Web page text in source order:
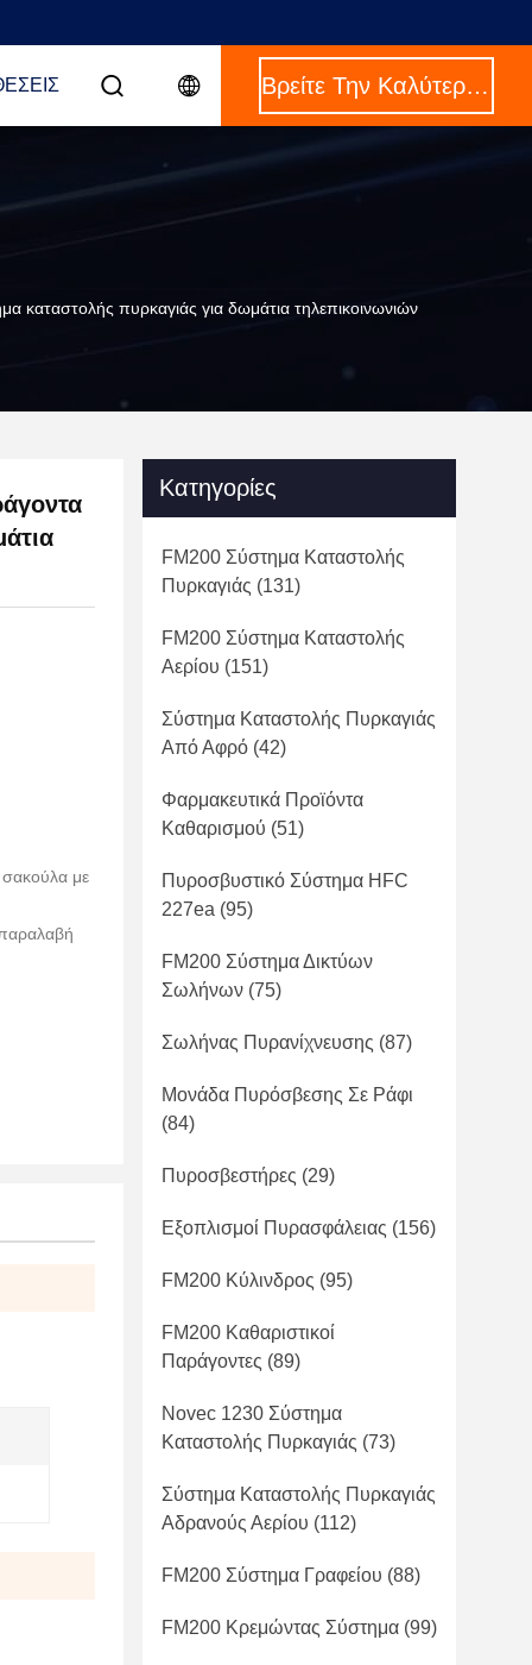
Βρείτε Την Καλύτερη Τιμή
πυρκαγιάς για δωμάτια τηλεπικοινωνιών
σακούλα με
Κατηγορίες
FM200 Σύστημα Καταστολής
Πυρκαγιάς (131)
FM200 Σύστημα Καταστολής
Αερίου (151)
Σύστημα Καταστολής Πυρκαγιάς
Από Αφρό (42)
Φαρμακευτικά Προϊόντα
Καθαρισμού (51)
Πυροσβυστικό Σύστημα HFC
227ea (95)
FM200 Σύστημα Δικτύων
Σωλήνων (75)
Σωλήνας Πυρανίχνευσης (87)
Μονάδα Πυρόσβεσης Σε Ράφι
(84)
Πυροσβεστήρες (29)
Εξοπλισμοί Πυρασφάλειας (156)
FM200 Κύλινδρος (95)
FM200 Καθαριστικοί
Παράγοντες (89)
Novec 1230 Σύστημα
Καταστολής Πυρκαγιάς (73)
Σύστημα Καταστολής Πυρκαγιάς
Αδρανούς Αερίου (112)
FM200 Σύστημα Γραφείου (88)
FM200 Κρεμώντας Σύστημα (99)